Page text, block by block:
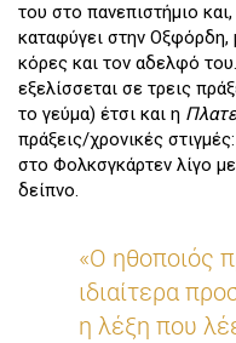
του στο πανεπιστήμιο
καταφύγει στην Οξφόρδη,
κόρες και τον αδελφό
εξελίσσεται σε τρεις
το γεύμα) έτσι και η
πράξεις/χρονικές
στο Φολκσγκάρτεν λίγο
δείπνο.
«Ο ηθοποιός
ιδιαίτερα
η λέξη που